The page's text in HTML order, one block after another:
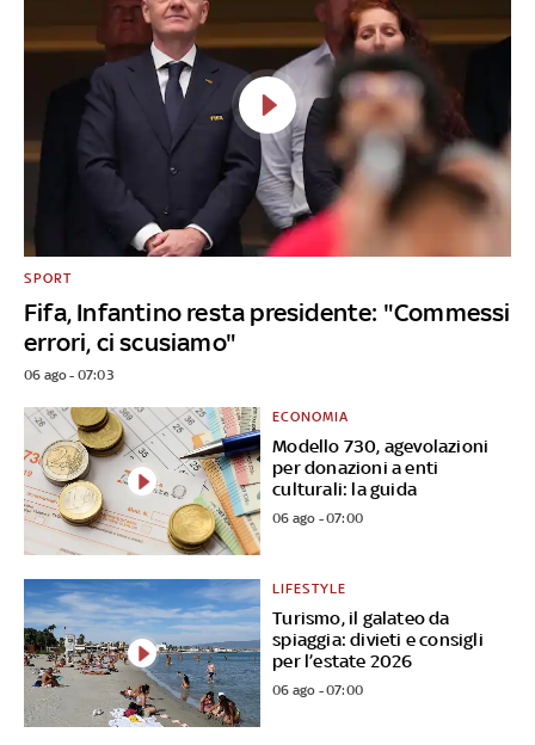
Fifa, Infantino resta presidente: "Commessi
errori, ci scusiamo"
SPORT
06 ago - 07:03
Modello 730, agevolazioni
per donazioni a enti
culturali: la guida
ECONOMIA
06 ago - 07:00
Turismo, il galateo da
spiaggia: divieti e consigli
per l’estate 2026
LIFESTYLE
06 ago - 07:00